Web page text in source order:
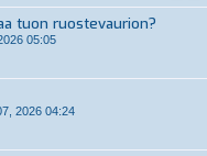
tuon ruostevaurion?
05:05
2026 04:24